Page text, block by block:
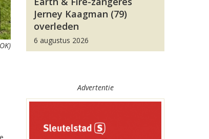
Jerney Kaagman (79)
overleden
6 augustus 2026
Advertentie